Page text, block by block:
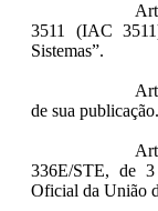
3511 (IAC
Sistemas”.
de sua publicação.
336E/STE, de
Oficial da União